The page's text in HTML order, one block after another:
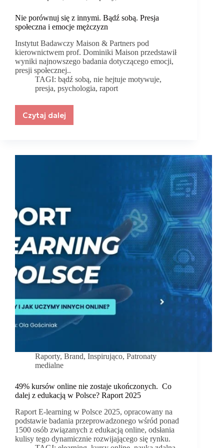
Nie porównuj się z innymi. Bądź sobą. Presja
społeczna i emocje mężczyzn
Instytut Badawczy Maison & Partners pod
kierownictwem prof. Dominiki Maison przedstawił
wyniki najnowszego badania dotyczącego emocji,
presji społecznej..
TAGI: bądź sobą,nie hejtuje motywuje,
presja, psychologia, raport
Czytaj dalej
Nie
innymi.
emocje
mężczyzn
Raporty, Brand, Inspirująco, Patronaty
medialne
49% kursów online nie zostaje ukończonych. Co
dalej z edukacją w Polsce? Raport 2025
Raport E-learning w Polsce 2025, opracowany na
podstawie badania przeprowadzonego wśród ponad
1500 osób związanych z edukacją online, odsłania
kulisy tego dynamicznie rozwijającego się rynku.